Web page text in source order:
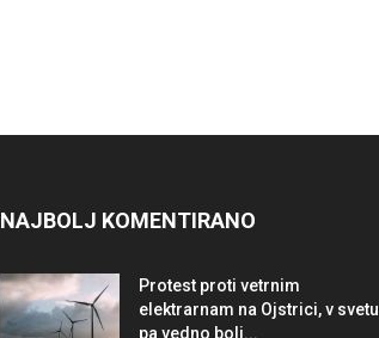
NAJBOLJ KOMENTIRANO
Protest proti vetrnim
elektrarnam na Ojstrici, v svetu
pa vedno bolj...